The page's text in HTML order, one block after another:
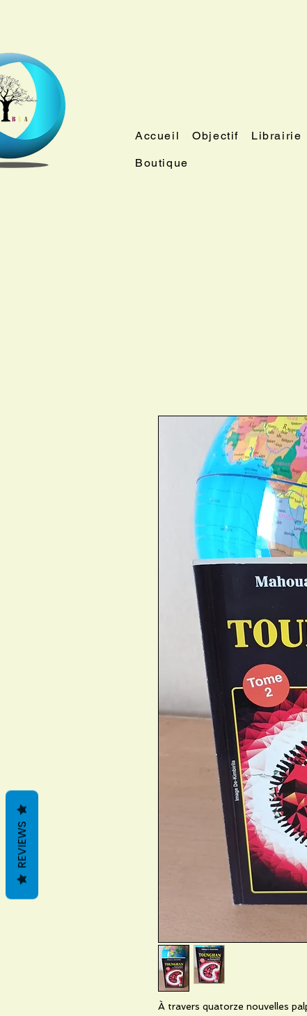
Accueil Objectif Librairie
Boutique
À travers quatorze nouvelles
REVIEWS